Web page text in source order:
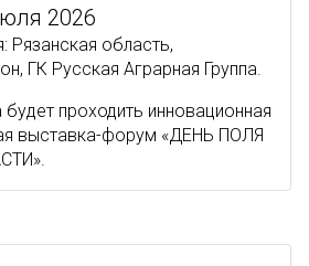
2026
Рязанская область,
ГК Русская Аграрная Группа.
проходить инновационная
выставка-форум «ДЕНЬ ПОЛЯ